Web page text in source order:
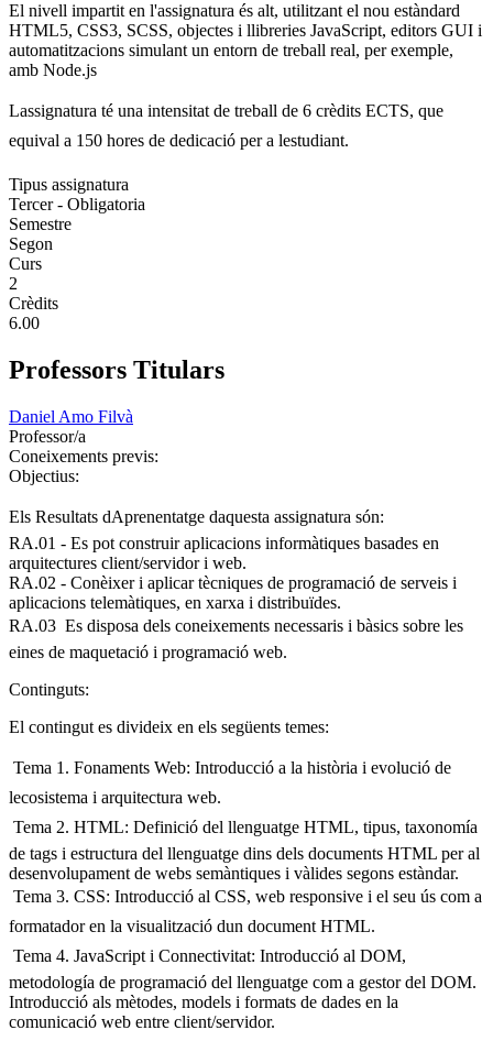
El nivell impartit en l'assignatura és alt, utilitzant el nou estàndard
HTML5, CSS3, SCSS, objectes i llibreries JavaScript, editors GUI i
automatitzacions simulant un entorn de treball real, per exemple,
amb Node.js
Lassignatura té una intensitat de treball de 6 crèdits ECTS, que
equival a 150 hores de dedicació per a lestudiant.
Tipus assignatura
Tercer - Obligatoria
Semestre
Segon
Curs
2
Crèdits
6.00
Professors Titulars
Daniel Amo Filvà
Professor/a
Coneixements previs:
Objectius:
Els Resultats dAprenentatge daquesta assignatura són:
RA.01 - Es pot construir aplicacions informàtiques basades en
arquitectures client/servidor i web.
RA.02 - Conèixer i aplicar tècniques de programació de serveis i
aplicacions telemàtiques, en xarxa i distribuïdes.
RA.03  Es disposa dels coneixements necessaris i bàsics sobre les
eines de maquetació i programació web.
Continguts:
El contingut es divideix en els següents temes:
 Tema 1. Fonaments Web: Introducció a la història i evolució de
lecosistema i arquitectura web.
 Tema 2. HTML: Definició del llenguatge HTML, tipus, taxonomía
de tags i estructura del llenguatge dins dels documents HTML per al
desenvolupament de webs semàntiques i vàlides segons estàndar.
 Tema 3. CSS: Introducció al CSS, web responsive i el seu ús com a
formatador en la visualització dun document HTML.
 Tema 4. JavaScript i Connectivitat: Introducció al DOM,
metodología de programació del llenguatge com a gestor del DOM.
Introducció als mètodes, models i formats de dades en la
comunicació web entre client/servidor.